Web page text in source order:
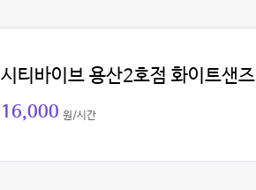
시티바이브 용산2호점 화이트샌즈
16,000 원/시간